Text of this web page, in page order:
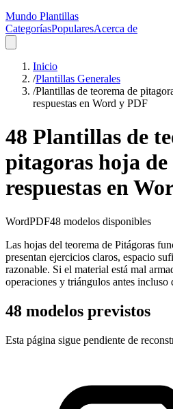
Mundo Plantillas
CategoríasPopularesAcerca de
Inicio
/Plantillas Generales
/Plantillas de teorema de
respuestas en Word y PDF
48 Plantillas de
pitagoras hoja
respuestas en
WordPDF48 modelos disponibles
Las hojas del teorema de Pitágoras
presentan ejercicios claros, espacio
razonable. Si el material está mal
operaciones y triángulos antes
48 modelos previstos
Esta página sigue pendiente de